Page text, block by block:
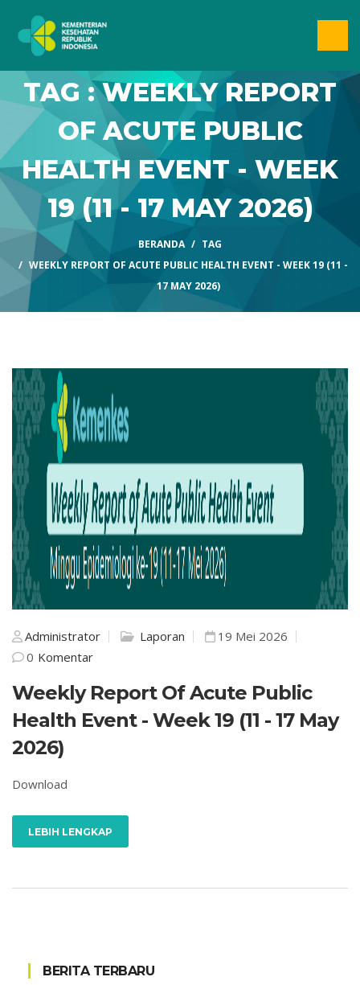
TAG : WEEKLY REPORT
OF ACUTE PUBLIC
HEALTH EVENT - WEEK
19 (11 - 17 MAY 2026)
BERANDA
TAG
WEEKLY REPORT OF ACUTE PUBLIC HEALTH EVENT - WEEK 19 (11 -
17 MAY 2026)
Administrator Laporan
19 Mei 2026
0 Komentar
Weekly Report Of Acute Public
Health Event - Week 19 (11 - 17 May
2026)
Download
LEBIH LENGKAP
BERITA TERBARU